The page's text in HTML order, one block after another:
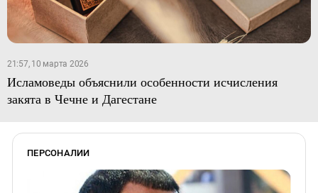
21:57, 10 марта 2026
Исламоведы объяснили особенности исчисления
закята в Чечне и Дагестане
ПЕРСОНАЛИИ